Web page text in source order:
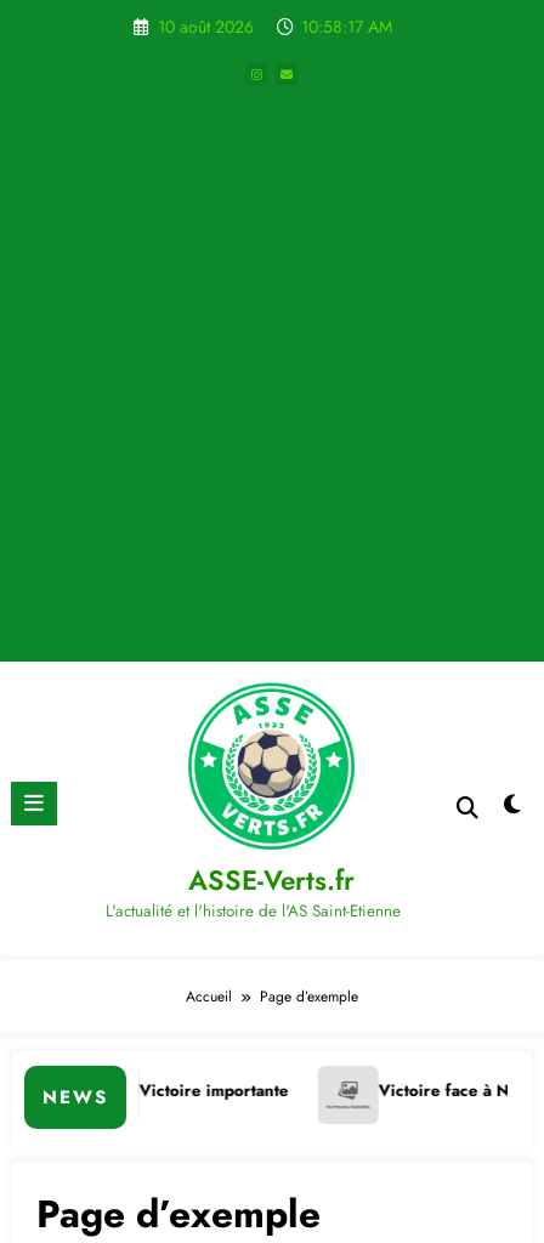
10 août 2026 10:58:17 AM
ASSE-Verts.fr
L'actualité et l'histoire de l'AS Saint-Etienne
Accueil Page d’exemple
NEWS Victoire importante Victoire face à Nancy
Page d’exemple